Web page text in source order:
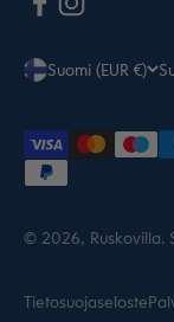
Suomi (EUR €)
© 2026, Ruskovilla.
Tietosuojaseloste